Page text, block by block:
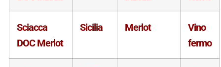
Sciacca
DOC Merlot
Sicilia Merlot
Vino
fermo